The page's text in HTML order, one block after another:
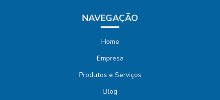
NAVEGAÇÃO
Home
Empresa
Produtos e Serviços
Blog